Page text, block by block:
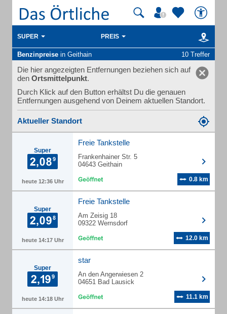
SUPER PREIS
Benzinpreise in Geithain 10 Treffer
Die hier angezeigten Entfernungen beziehen sich auf
den Ortsmittelpunkt.
Durch Klick auf den Button erhältst Du die genauen
Entfernungen ausgehend von Deinem aktuellen Standort.
Aktueller Standort
Super
heute 12:36 Uhr
Freie Tankstelle
Frankenhainer Str. 5
04643 Geithain
0.8 km
Super
heute 14:17 Uhr
Freie Tankstelle
Am Zeisig 18
09322 Wernsdorf
12.0 km
Super
heute 14:18 Uhr
star
An den Angerwiesen 2
04651 Bad Lausick
11.1 km